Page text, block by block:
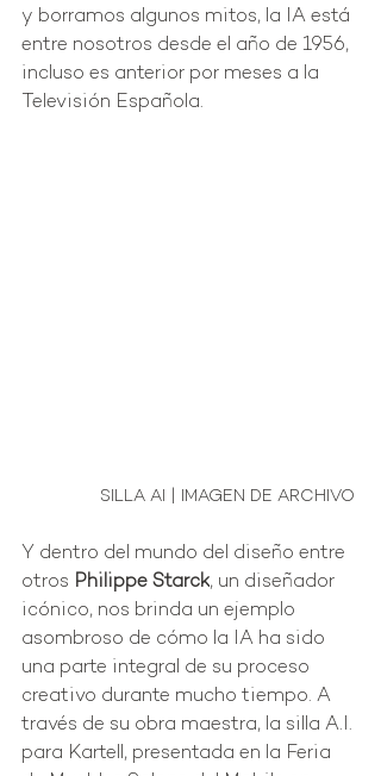
y borramos algunos mitos, la IA está
entre nosotros desde el año de 1956,
incluso es anterior por meses a la
Televisión Española.
SILLA AI | IMAGEN DE ARCHIVO
Y dentro del mundo del diseño entre
otros Philippe Starck, un diseñador
icónico, nos brinda un ejemplo
asombroso de cómo la IA ha sido
una parte integral de su proceso
creativo durante mucho tiempo. A
través de su obra maestra, la silla A.I.
para Kartell, presentada en la Feria